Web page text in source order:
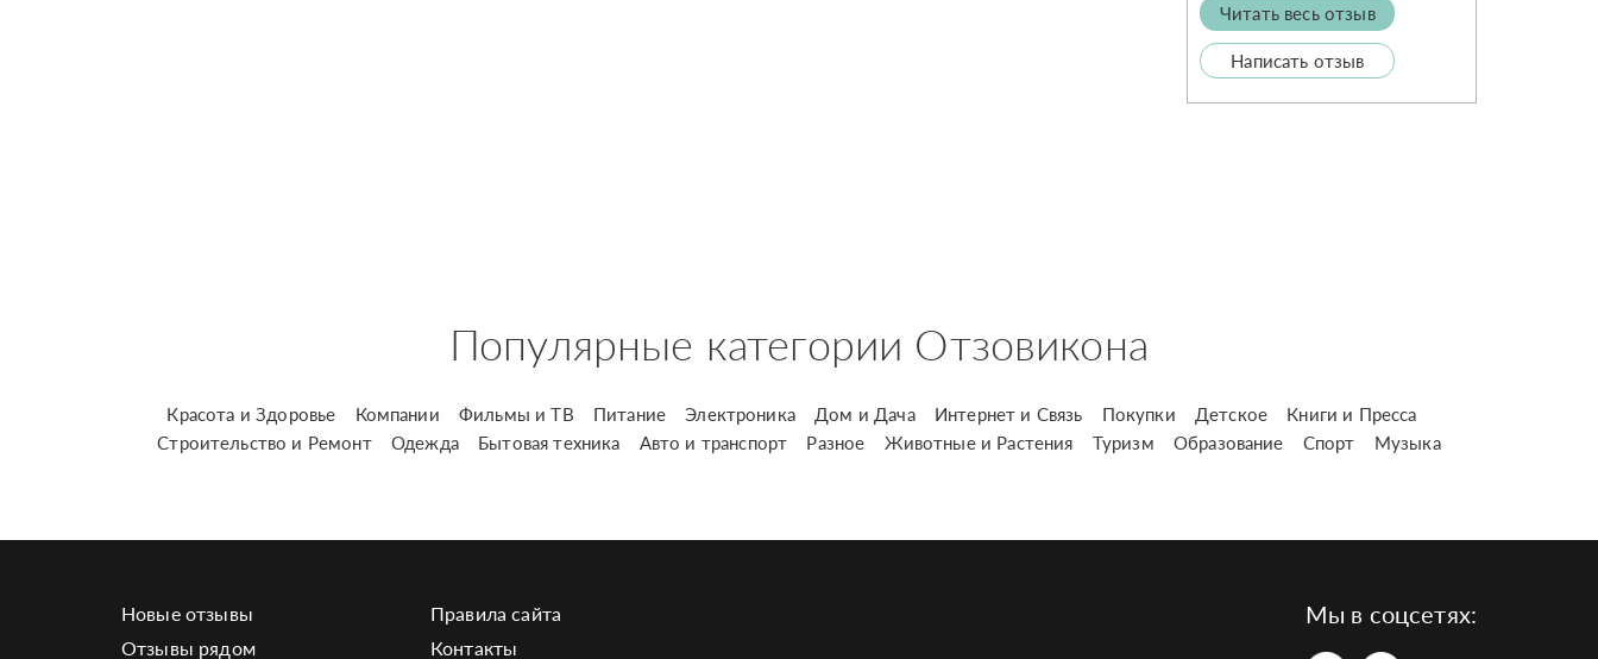
Читать весь отзыв
Написать отзыв
Популярные категории Отзовикона
Красота и Здоровье Компании Фильмы и ТВ Питание Электроника Дом и Дача Интернет и Связь Покупки Детское
Книги и Пресса
Строительство и Ремонт
Одежда Бытовая техника Авто и транспорт Разное Животные и Растения Туризм Образование Спорт Музыка
Новые отзывы
Отзывы рядом
Правила сайта
Контакты
Мы в соцсетях: